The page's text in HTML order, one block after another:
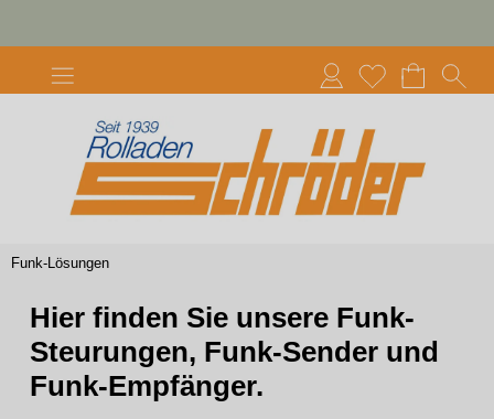
Funk-Lösungen
Hier finden Sie unsere Funk-
Steurungen, Funk-Sender und
Funk-Empfänger.